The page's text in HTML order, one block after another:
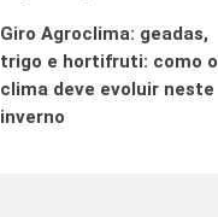
Giro Agroclima: geadas,
trigo e hortifruti: como o
clima deve evoluir neste
inverno